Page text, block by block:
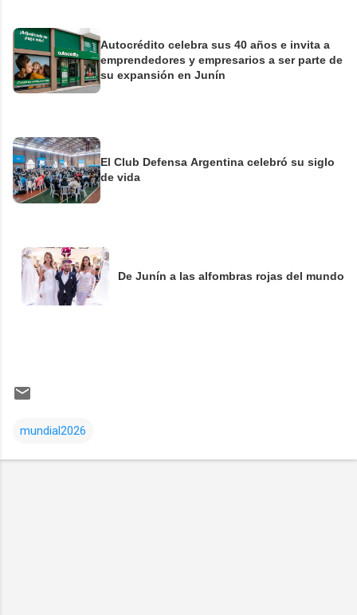
Autocrédito celebra sus 40 años e invita a
emprendedores y empresarios a ser parte de
su expansión en Junín
El Club Defensa Argentina celebró su siglo
de vida
De Junín a las alfombras rojas del mundo
mundial2026